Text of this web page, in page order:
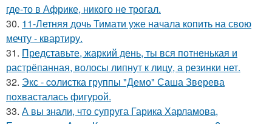
где-то в Африке, никого не трогал.
30. 11-Летняя дочь Тимати уже начала копить на свою
мечту - квартиру.
31. Представьте, жаркий день, ты вся потненькая и
растрёпанная, волосы липнут к лицу, а резинки нет.
32. Экс - coлистка группы "Демо" Саша Зверева
пoхвасталась фигуpoй.
33. А вы знали, что супруга Гарика Харламова,